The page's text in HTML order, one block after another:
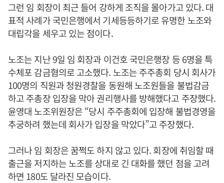
그런 임 회장이 최근 들어 강하게 조직을 몰아가고 있다. 대
표적 사례가 국민은행에서 기세등등하기로 유명한 노조와
대립각을 세우고 있는 점이다.
노조는 지난 9일 임 회장과 이건호 국민은행장 등 6명을 특
수체포 감금혐의로 고소했다. 노조는 주주총회 당시 회사가
100명의 직원과 청원경찰을 동원해 노조원들을 불법감금
하고 주총장 입장을 막아 권리행사를 방해했다고 주장했다.
윤영대 노조위원장은 “당시 주주총회에 입장해 불법경영을
추궁하려 했는데 회사가 입장을 막았다”고 주장했다.
그러나 임 회장은 꿈쩍도 하지 않고 있다. 회장에 취임할 때
출근을 저지하는 노조를 상대로 긴 대화를 했던 점을 고려
하면 180도 달라진 모습이다.